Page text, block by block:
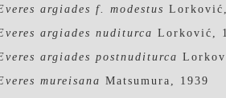
argiades f. modestus
argiades nuditurca Lorković,
argiades postnuditurca
mureisana Matsumura, 1939